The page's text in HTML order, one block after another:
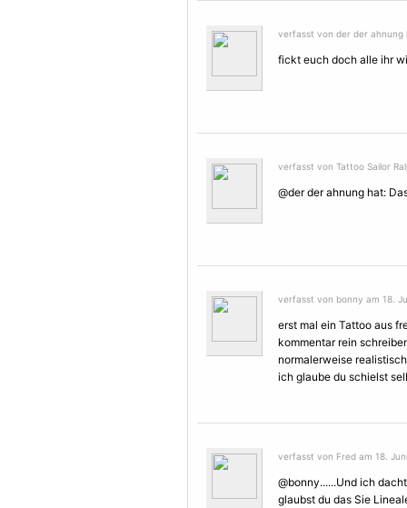
verfasst von der der ahnung
fickt euch doch alle ihr
verfasst von Tattoo Sailor
@der der ahnung hat:
verfasst von bonny am 18.
erst mal ein Tattoo aus
kommentar rein
normalerweise
ich glaube du schielst
verfasst von Fred am 18.
@bonny......Und ich
glaubst du das Sie